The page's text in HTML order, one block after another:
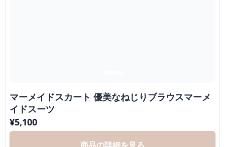
マーメイドスカート 優美なねじりブラウスマーメ
イドスーツ
¥5,100